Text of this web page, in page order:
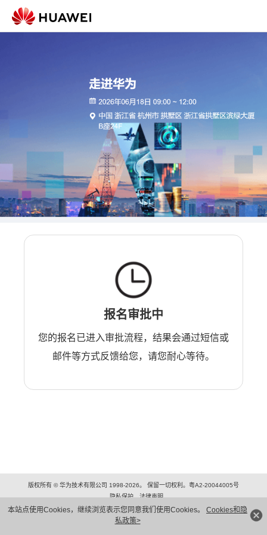
本站点使用Cookies，继续浏览表示您同意我们使用Cookies。 Cookies和隐
私政策>
报名审批中
您的报名已进入审批流程，结果会通过短信或
邮件等方式反馈给您，请您耐心等待。
版权所有 © 华为技术有限公司 1998-2026。 保留一切权利。粤A2-20044005号
隐私保护
法律声明